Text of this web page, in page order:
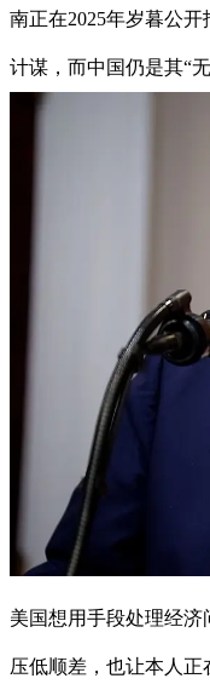
南正在2025年岁暮公
计谋，而中国仍是其“
美国想用手段处理经
压低顺差，也让本人正